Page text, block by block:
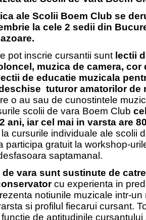
ale Scolii Boem Club se
la cele 2 sedii din
pot inscrie cursantii sunt lectii
muzica de camera, cor
lectii de educatie muzicala
tuturor amatorilor de
o au sau de cunostintele
scolii de vara Boem Club
ani, iar cel mai in varsta are
cursurile individuale ale scolii
participa gratuit la workshop-
saptamanal.
vara sunt sustinute de
cu experienta in
notiunile muzicale intr-un
si profilul fiecarui cursant.
de aptitudinile